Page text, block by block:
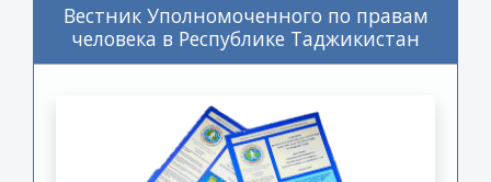
Вестник Уполномоченного по правам
человека в Республике Таджикистан